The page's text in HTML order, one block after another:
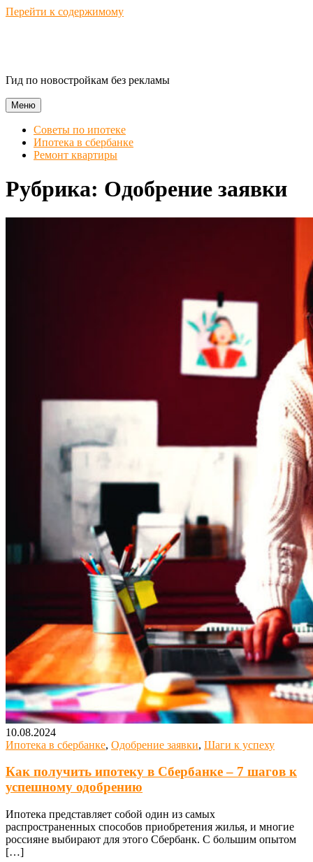
Перейти к содержимому
Гид по новостройкам без рекламы
Меню
Советы по ипотеке
Ипотека в сбербанке
Ремонт квартиры
Рубрика: Одобрение заявки
10.08.2024
Ипотека в сбербанке, Одобрение заявки, Шаги к успеху
Как получить ипотеку в Сбербанке – 7 шагов к
успешному одобрению
Ипотека представляет собой один из самых
распространенных способов приобретения жилья, и многие
россияне выбирают для этого Сбербанк. С большим опытом
[…]